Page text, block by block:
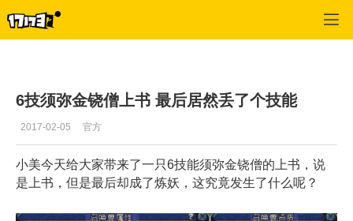
6技须弥金铙僧上书 最后居然丢了个技能
2017-02-05 官方
小美今天给大家带来了一只6技能须弥金铙僧的上书，说
是上书，但是最后却成了炼妖，这究竟发生了什么呢？